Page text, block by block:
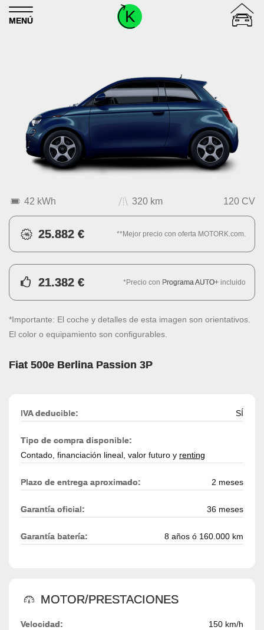
Skip to content
MENÚ
42 kWh 320 km 120 CV
25.882 € **Mejor precio con oferta MOTORK.com.
21.382 € *Precio con Programa AUTO+ incluido
*Importante: El coche y detalles de esta imagen son orientativos.
El color o equipamiento son configurables.
Fiat 500e Berlina Passion 3P
IVA deducible: SÍ
Tipo de compra disponible:
Contado, financiación lineal, valor futuro y renting
Plazo de entrega aproximado: 2 meses
Garantía oficial: 36 meses
Garantía batería: 8 años ó 160.000 km
MOTOR/PRESTACIONES
Velocidad: 150 km/h